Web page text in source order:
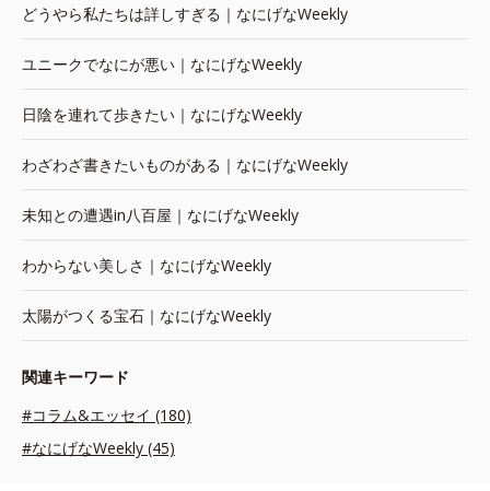
どうやら私たちは詳しすぎる｜なにげなWeekly
ユニークでなにが悪い｜なにげなWeekly
日陰を連れて歩きたい｜なにげなWeekly
わざわざ書きたいものがある｜なにげなWeekly
未知との遭遇in八百屋｜なにげなWeekly
わからない美しさ｜なにげなWeekly
太陽がつくる宝石｜なにげなWeekly
関連キーワード
#コラム&エッセイ (180)
#なにげなWeekly (45)